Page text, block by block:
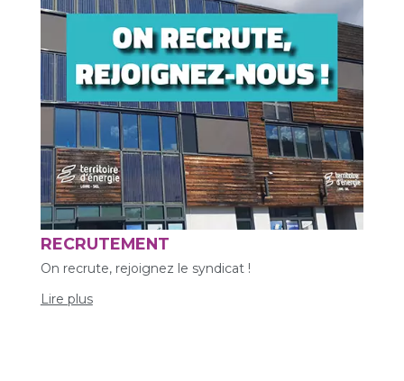
RECRUTEMENT
On recrute, rejoignez le syndicat !
Lire plus